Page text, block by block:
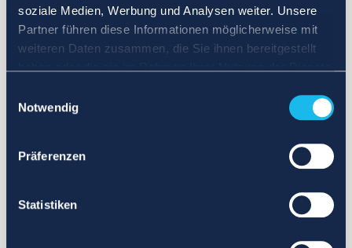
soziale Medien, Werbung und Analysen weiter. Unsere
Partner führen diese Informationen möglicherweise mit
weiteren Daten zusammen, die Sie ihnen bereitgestellt
Notwendig
Präferenzen
Statistiken